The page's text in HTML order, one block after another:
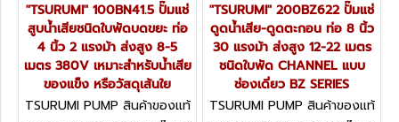
"TSURUMI" 100BN41.5 ปั๊มแช่
สูบน้ำเสียชนิดใบพัดบดขยะ ท่อ
4 นิ้ว 2 แรงม้า ส่งสูง 8-5
เมตร 380V เหมาะสำหรับน้ำเสีย
ของแข็ง หรือวัสดุเส้นใย
TSURUMI PUMP สินค้าของแท้
"TSURUMI" 200BZ622 ปั๊มแช่
ดูดน้ำเสีย-ดูดตะกอน ท่อ 8 นิ้ว
30 แรงม้า ส่งสูง 12-22 เมตร
ชนิดใบพัด CHANNEL แบบ
ช่องเดี่ยว BZ SERIES
TSURUMI PUMP สินค้าของแท้